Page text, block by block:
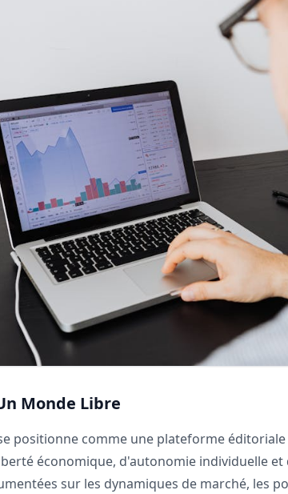
Monde Libre
positionne comme une plateforme
économique, d'autonomie individuelle
sur les dynamiques de marché, les